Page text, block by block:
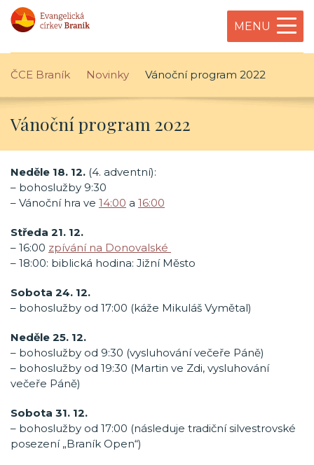
MENU
ČCE Braník Novinky Vánoční program 2022
Vánoční program 2022
Neděle 18. 12. (4. adventní):
– bohoslužby 9:30
– Vánoční hra ve 14:00 a 16:00
Středa 21. 12.
– 16:00 zpívání na Donovalské
– 18:00: biblická hodina: Jižní Město
Sobota 24. 12.
– bohoslužby od 17:00 (káže Mikuláš Vymětal)
Neděle 25. 12.
– bohoslužby od 9:30 (vysluhování večeře Páně)
– bohoslužby od 19:30 (Martin ve Zdi, vysluhování
večeře Páně)
Sobota 31. 12.
– bohoslužby od 17:00 (následuje tradiční silvestrovské
posezení „Braník Open“)